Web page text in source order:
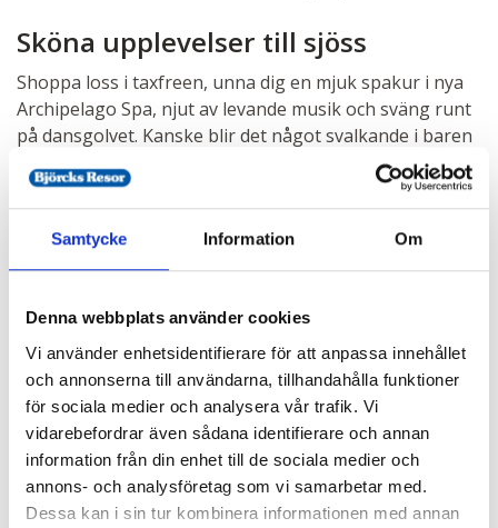
Samtycke Information Om
Denna webbplats använder cookies
Vi använder enhetsidentifierare för att anpassa innehållet
och annonserna till användarna, tillhandahålla funktioner
för sociala medier och analysera vår trafik. Vi
vidarebefordrar även sådana identifierare och annan
information från din enhet till de sociala medier och
annons- och analysföretag som vi samarbetar med.
Dessa kan i sin tur kombinera informationen med annan
Sköna upplevelser till sjöss
Shoppa loss i taxfreen, unna dig en mjuk spakur i nya
Archipelago Spa, njut av levande musik och sväng runt
på dansgolvet. Kanske blir det något svalkande i baren
innan kvällsshowen brakar loss? Det här är semester
när den är som bäst!
Massor med nöjen
show, livemusik och uppträdanden varje kväll.
Kryssningsvärdarna ombord kommer att att berätta
mer om just din eller dina sommardestinationer innan
kvällsunderhållningen drar igång. Njut sedan av
pianotoner i Seglarbaren eller vacker trubadursång.
Och så klart är dansgolvet öppet med några av
Sveriges bästa dansband på scen! Skön stämning och